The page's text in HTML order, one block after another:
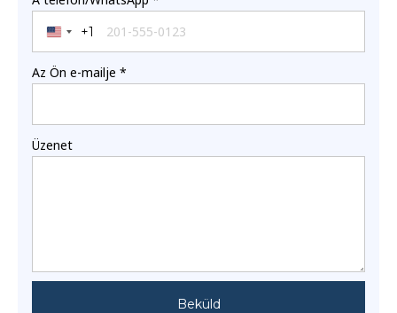
United States +1
+1
Az Ön e-mailje *
Üzenet
Beküld